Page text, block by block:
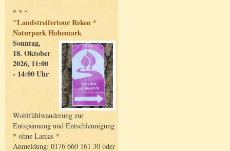
* * *
"Landstreifertour Reken *
Naturpark Hohemark
Sonntag,
18. Oktober
2026, 11:00
- 14:00 Uhr
Wohlfühlwanderung zur
Entspannung und Entschleunigung
* ohne Lamas *
Anmeldung: 0176 660 161 30 oder